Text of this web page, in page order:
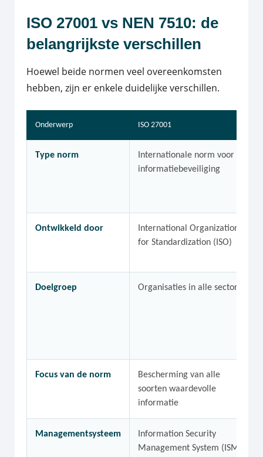
ISO 27001 vs NEN 7510: de
belangrijkste verschillen
Hoewel beide normen veel overeenkomsten
hebben, zijn er enkele duidelijke verschillen.
Onderwerp ISO 27001
Type norm
Internationale norm voor
informatiebeveiliging
Ontwikkeld door
International Organization
for Standardization (ISO)
Doelgroep Organisaties in alle sectoren
Focus van de norm
Bescherming van alle
soorten waardevolle
informatie
Managementsysteem
Information Security
Management System (ISMS)